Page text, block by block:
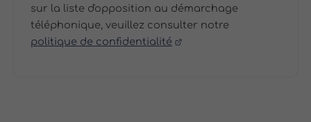
sur la liste d'opposition au démarchage
téléphonique, veuillez consulter notre
politique de confidentialité